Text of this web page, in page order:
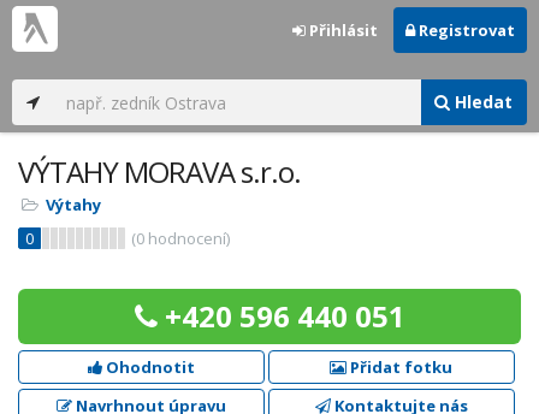
Hledat
Přihlásit Registrovat
VÝTAHY MORAVA s.r.o.
Výtahy
0
(0 hodnocení)
+420 596 440 051
Ohodnotit
Přidat fotku
Navrhnout úpravu
Kontaktujte nás